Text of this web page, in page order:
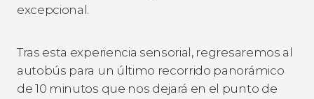
excepcional.
Tras esta experiencia sensorial, regresaremos al
autobús para un último recorrido panorámico
de 10 minutos que nos dejará en el punto de